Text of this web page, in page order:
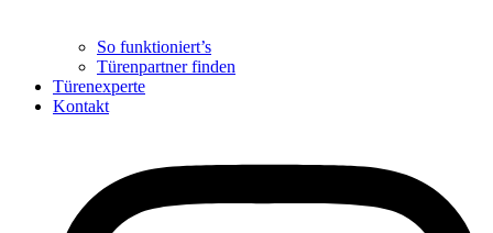
So funktioniert’s
Türenpartner finden
Türenexperte
Kontakt